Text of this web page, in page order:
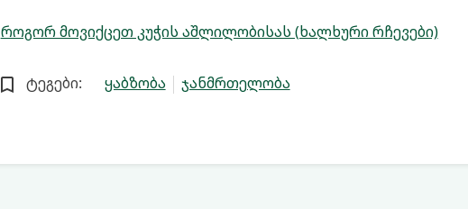
როგორ მოვიქცეთ კუჭის აშლილობისას (ხალხური რჩევები)
ტეგები: ყაბზობა ჯანმრთელობა